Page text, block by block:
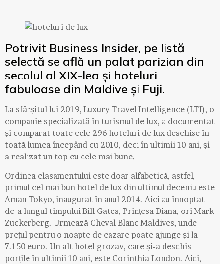
Potrivit Business Insider, pe listă
selectă se află un palat parizian din
secolul al XIX-lea și hoteluri
fabuloase din Maldive și Fuji.
La sfârșitul lui 2019, Luxury Travel Intelligence (LTI), o
companie specializată în turismul de lux, a documentat
și comparat toate cele 296 hoteluri de lux deschise în
toată lumea începând cu 2010, deci în ultimii 10 ani, și
a realizat un top cu cele mai bune.
Ordinea clasamentului este doar alfabetică, astfel,
primul cel mai bun hotel de lux din ultimul deceniu este
Aman Tokyo, inaugurat în anul 2014. Aici au înnoptat
de-a lungul timpului Bill Gates, Prințesa Diana, ori Mark
Zuckerberg. Urmează Cheval Blanc Maldives, unde
prețul pentru o noapte de cazare poate ajunge și la
7.150 euro. Un alt hotel grozav, care și-a deschis
porțile în ultimii 10 ani, este Corinthia London. Aici,